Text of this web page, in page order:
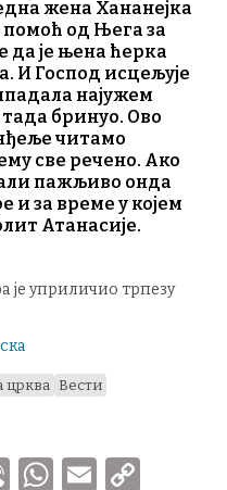
жена Хананејка
од Њега за
да је њена ћерка
И Господ исцељује
најужем
тада бринуо. Ово
читамо
све речено. Ако
пажљиво онда
и за време у којем
Атанасије.
је уприличио трпезу
црква Вести
V
W E